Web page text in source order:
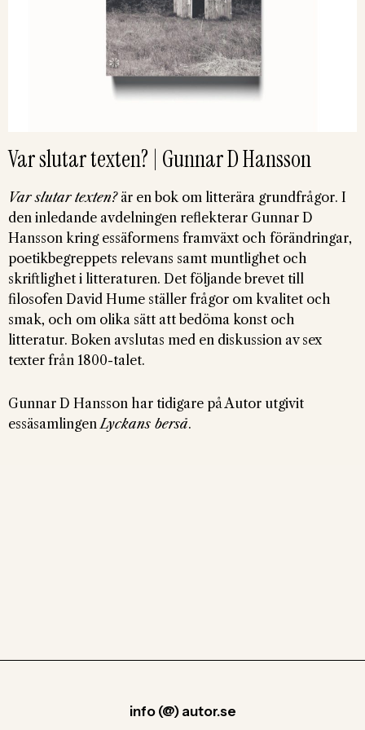
Var slutar texten? | Gunnar D Hansson
Var slutar texten?är en bok om litterära grundfrågor. I
den inledande avdelningen reflekterar Gunnar D
Hansson kring essäformens framväxt och förändringar,
poetikbegreppets relevans samt muntlighet och
skriftlighet i litteraturen. Det följande brevet till
filosofen David Hume ställer frågor om kvalitet och
smak, och om olika sätt att bedöma konst och
litteratur. Boken avslutas med en diskussion av sex
texter från 1800-talet.
Gunnar D Hansson har tidigare på Autor utgivit
essäsamlingenLyckans berså.
info (@) autor.se